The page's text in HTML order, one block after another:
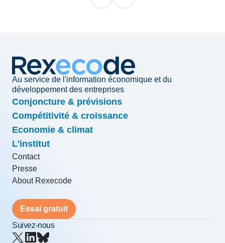
Au service de l'information économique et du
développement des entreprises
Conjoncture & prévisions
Compétitivité & croissance
Economie & climat
L'institut
Contact
Presse
About Rexecode
Essai gratuit
Suivez-nous